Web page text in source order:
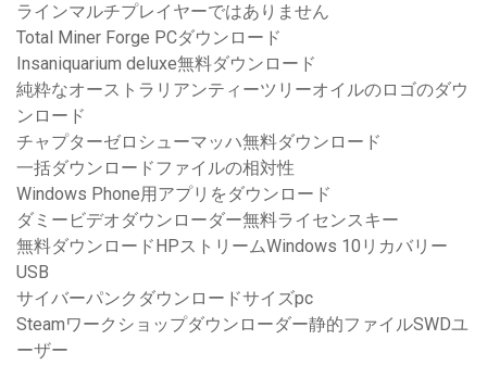
ラインマルチプレイヤーではありません
Total Miner Forge PCダウンロード
Insaniquarium deluxe無料ダウンロード
純粋なオーストラリアンティーツリーオイルのロゴのダウ
ンロード
チャプターゼロシューマッハ無料ダウンロード
一括ダウンロードファイルの相対性
Windows Phone用アプリをダウンロード
ダミービデオダウンローダー無料ライセンスキー
無料ダウンロードHPストリームWindows 10リカバリー
USB
サイバーパンクダウンロードサイズpc
Steamワークショップダウンローダー静的ファイルSWDユ
ーザー